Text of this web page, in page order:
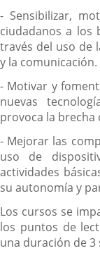
- Sensibilizar,
ciudadanos a los
través del uso de
y la comunicación.
- Motivar y
nuevas
provoca la brecha
- Mejorar las
uso de
actividades
su autonomía y
Los cursos se
los puntos de
una duración de 3